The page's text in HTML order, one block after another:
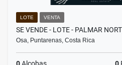
LOTE VENTA
SE VENDE - LOTE - PALMAR
Osa, Puntarenas, Costa Rica